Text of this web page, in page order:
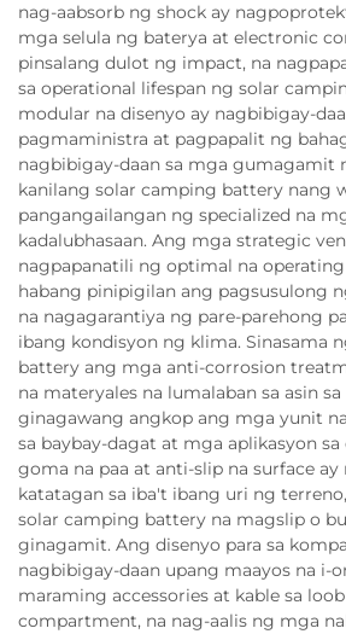
nag-aabsorb ng shock ay
mga selula ng baterya at electronic
pinsalang dulot ng impact, na
sa operational lifespan ng solar
modular na disenyo ay nagbibigay-
pagmaministra at pagpapalit ng
nagbibigay-daan sa mga gumagamit
kanilang solar camping battery nang
pangangailangan ng specialized na
kadalubhasaan. Ang mga strategic
nagpapanatili ng optimal na
habang pinipigilan ang pagsusulong
na nagagarantiya ng pare-parehong
ibang kondisyon ng klima. Sinasama
battery ang mga anti-corrosion
na materyales na lumalaban sa asin
ginagawang angkop ang mga yunit
sa baybay-dagat at mga aplikasyon
goma na paa at anti-slip na surface
katatagan sa iba't ibang uri ng
solar camping battery na magslip o
ginagamit. Ang disenyo para sa
nagbibigay-daan upang maayos na i-
maraming accessories at kable sa
compartment, na nag-aalis ng mga